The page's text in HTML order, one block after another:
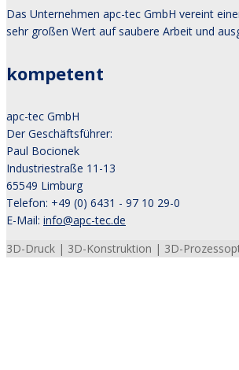
Das Unternehmen apc-tec GmbH vereint
sehr großen Wert auf saubere Arbeit und
kompetent
apc-tec GmbH
Der Geschäftsführer:
Paul Bocionek
Industriestraße 11-13
65549 Limburg
Telefon: +49 (0) 6431 - 97 10 29-0
E-Mail: info@apc-tec.de
3D-Druck | 3D-Konstruktion | 3D-